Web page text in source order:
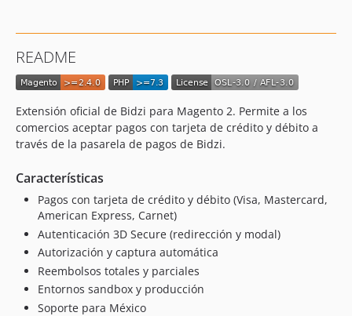
README
Extensión oficial de Bidzi para Magento 2. Permite a los
comercios aceptar pagos con tarjeta de crédito y débito a
través de la pasarela de pagos de Bidzi.
Características
Pagos con tarjeta de crédito y débito (Visa, Mastercard,
American Express, Carnet)
Autenticación 3D Secure (redirección y modal)
Autorización y captura automática
Reembolsos totales y parciales
Entornos sandbox y producción
Soporte para México